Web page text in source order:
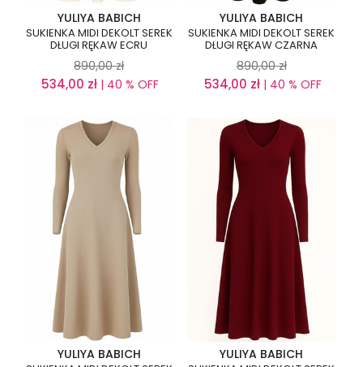
YULIYA BABICH
SUKIENKA MIDI DEKOLT SEREK
DŁUGI RĘKAW ECRU
890,00 zł
534,00 zł | 40 % OFF
YULIYA BABICH
SUKIENKA MIDI DEKOLT SEREK
DŁUGI RĘKAW CZARNA
890,00 zł
534,00 zł| 40 % OFF
YULIYA BABICH YULIYA BABICH